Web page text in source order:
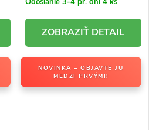
DETAIL
NOVINKA – OBJAVTE JU
MEDZI PRVÝMI!